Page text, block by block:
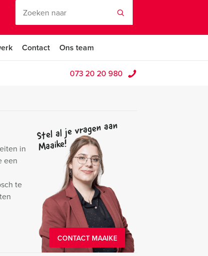
Contact Ons team
073 20 20 980
in
een
te
Stel al je vragen aan
Maaike!
CONTACT MAAIKE